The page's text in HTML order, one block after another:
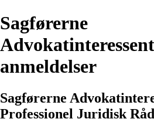
Sagførerne
anmeldelser
Sagførerne
Professionel Juridisk